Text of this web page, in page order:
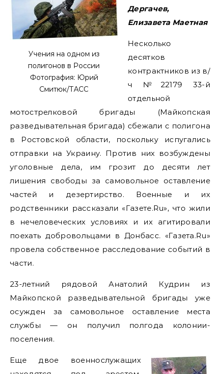
Учения на одном из
полигонов в России
Фотография: Юрий
Смитюк/ТАСС
Дергачев,
Елизавета Маетная
Несколько
десятков
контрактников из в/
ч №22179 33-й
отдельной
мотострелковой бригады (Майкопская
разведывательная бригада) сбежали с полигона
в Ростовской области, поскольку испугались
отправки на Украину. Против них возбуждены
уголовные дела, им грозит до десяти лет
лишения свободы за самовольное оставление
частей и дезертирство. Военные и их
родственники рассказали «Газете.Ru», что жили
в нечеловеческих условиях и их агитировали
поехать добровольцами в Донбасс. «Газета.Ru»
провела собственное расследование событий в
части.
23-летний рядовой Анатолий Кудрин из
Майкопской разведывательной бригады уже
осужден за самовольное оставление места
службы — он получил полгода колонии-
поселения.
Еще двое военнослужащих